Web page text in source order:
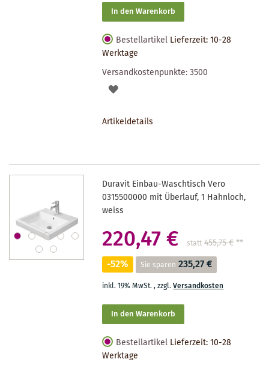
In den Warenkorb
Bestellartikel Lieferzeit: 10-28
Werktage
Versandkostenpunkte:3500
AUF
Artikeldetails
Duravit Einbau-Waschtisch Vero
0315500000 mit Überlauf, 1 Hahnloch,
weiss
220,47 € statt 455,75 €**
-52% Sie sparen 235,27 €
inkl. 19% MwSt.,zzgl.Versandkosten
In den Warenkorb
Bestellartikel Lieferzeit: 10-28
Werktage